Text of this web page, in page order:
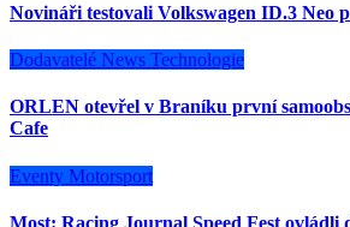
Novináři testovali Volkswagen ID.3 Neo
Dodavatelé News Technologie
ORLEN otevřel v Braníku první
Cafe
Eventy Motorsport
Most: Racing Journal Speed Fest